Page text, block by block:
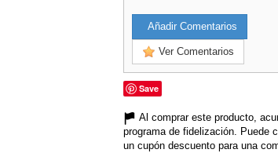
Añadir Comentarios
Ver Comentarios
Save
Al comprar este producto,
programa de fidelización. Puede
un cupón descuento para una